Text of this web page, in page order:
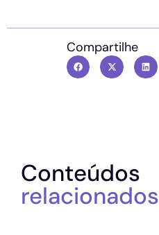
Compartilhe
Conteúdos
relacionados